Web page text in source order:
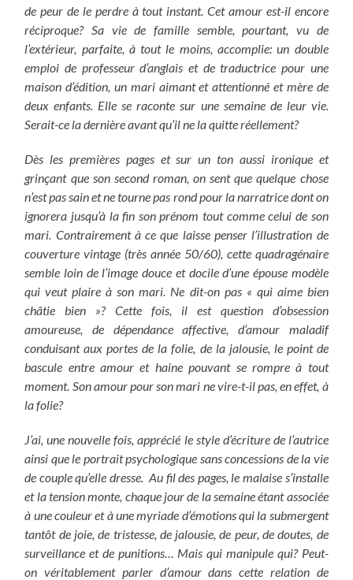
de peur de le perdre à tout instant. Cet amour est-il encore
réciproque? Sa vie de famille semble, pourtant, vu de
l’extérieur, parfaite, à tout le moins, accomplie: un double
emploi de professeur d’anglais et de traductrice pour une
maison d’édition, un mari aimant et attentionné et mère de
deux enfants. Elle se raconte sur une semaine de leur vie.
Serait-ce la dernière avant qu’il ne la quitte réellement?
Dès les premières pages et sur un ton aussi ironique et
grinçant que son second roman, on sent que quelque chose
n’est pas sain et ne tourne pas rond pour la narratrice dont on
ignorera jusqu’à la fin son prénom tout comme celui de son
mari. Contrairement à ce que laisse penser l’illustration de
couverture vintage (très année 50/60), cette quadragénaire
semble loin de l’image douce et docile d’une épouse modèle
qui veut plaire à son mari. Ne dit-on pas « qui aime bien
châtie bien »? Cette fois, il est question d’obsession
amoureuse, de dépendance affective, d’amour maladif
conduisant aux portes de la folie, de la jalousie, le point de
bascule entre amour et haine pouvant se rompre à tout
moment. Son amour pour son mari ne vire-t-il pas, en effet, à
la folie?
J’ai, une nouvelle fois, apprécié le style d’écriture de l’autrice
ainsi que le portrait psychologique sans concessions de la vie
de couple qu’elle dresse. Au fil des pages, le malaise s’installe
et la tension monte, chaque jour de la semaine étant associée
à une couleur et à une myriade d’émotions qui la submergent
tantôt de joie, de tristesse, de jalousie, de peur, de doutes, de
surveillance et de punitions… Mais qui manipule qui? Peut-
on véritablement parler d’amour dans cette relation de